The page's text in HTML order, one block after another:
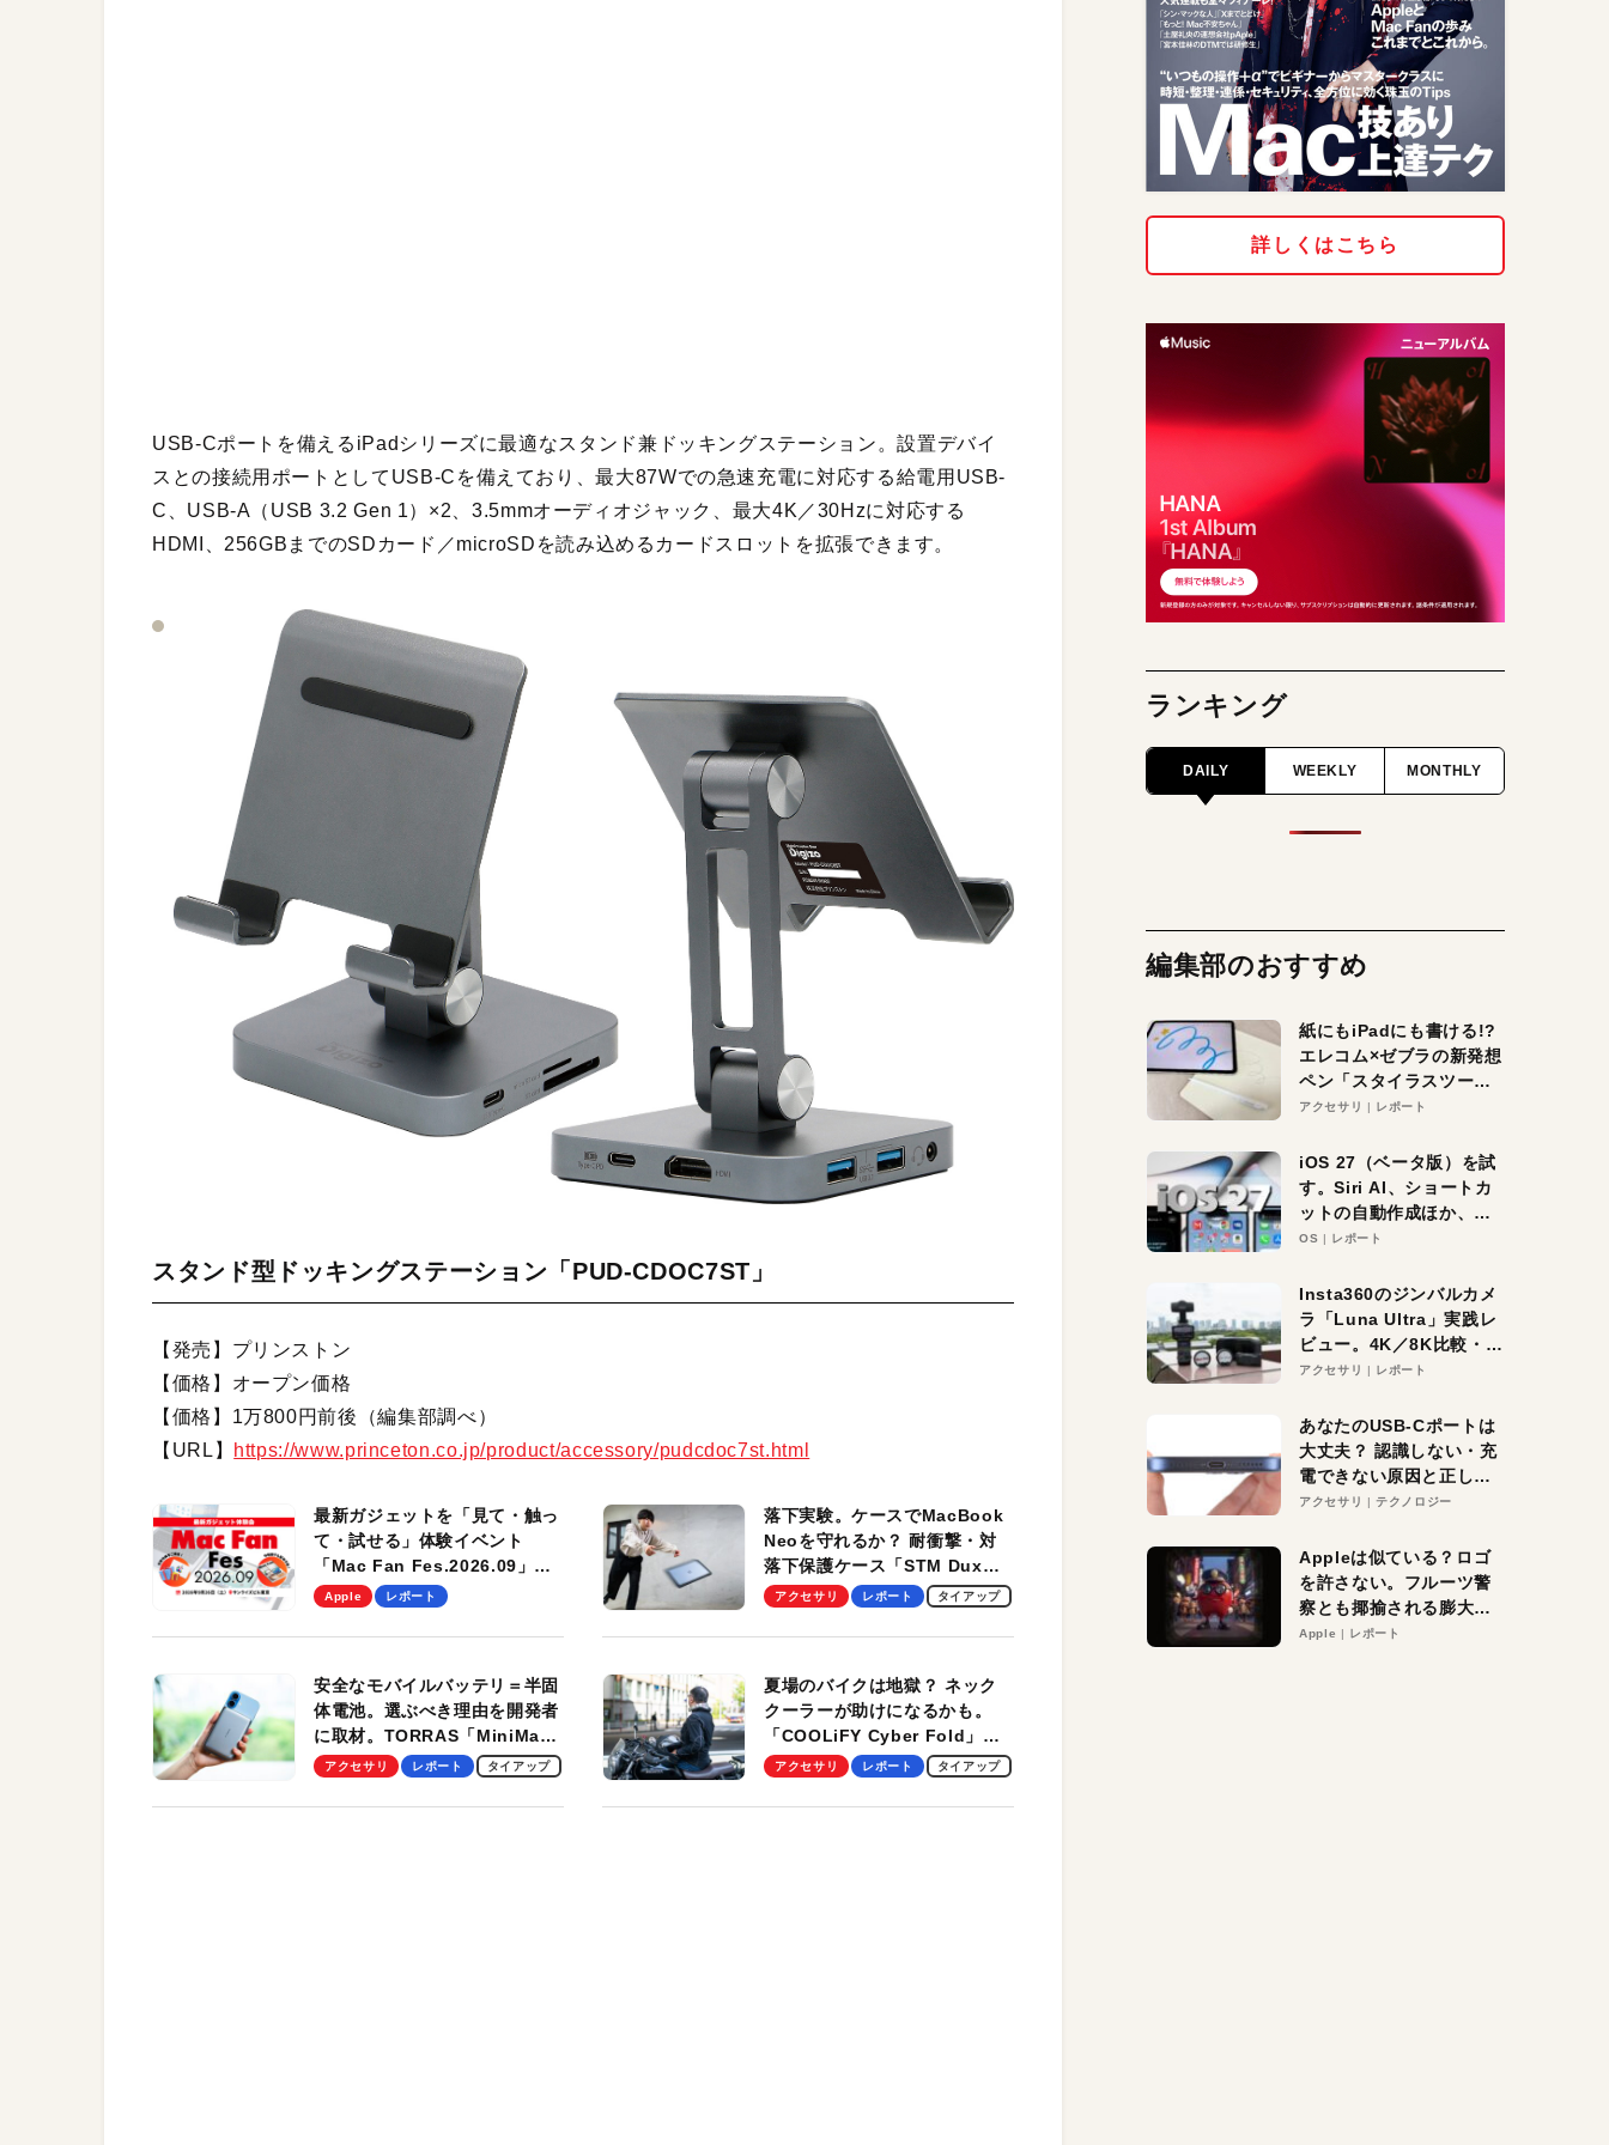
USB-Cポートを備えるiPadシリーズに最適なスタンド兼ドッキングステーション。設置デバイ
スとの接続用ポートとしてUSB-Cを備えており、最大87Wでの急速充電に対応する給電用USB-
C、USB-A（USB 3.2 Gen 1）×2、3.5mmオーディオジャック、最大4K／30Hzに対応する
HDMI、256GBまでのSDカード／microSDを読み込めるカードスロットを拡張できます。
スタンド型ドッキングステーション「PUD-CDOC7ST」
【発売】プリンストン
【価格】オープン価格
【価格】1万800円前後（編集部調べ）
【URL】
https://www.princeton.co.jp/product/accessory/pudcdoc7st.html
最新ガジェットを「見て・触っ
て・試せる」体験イベント
「Mac Fan Fes.2026.09」
を、9月26日（土）に開催しま
Apple レポート
落下実験。ケースでMacBook
Neoを守れるか？ 耐衝撃・対
落下保護ケース「STM Dux
Ultra」を検証。学生、ビジネ
適！
アクセサリ レポート タイアップ
安全なモバイルバッテリ＝半固
体電池。選ぶべき理由を開発者
に取材。TORRAS「MiniMag
Pro」の実機レビューも
アクセサリ レポート タイアップ
夏場のバイクは地獄？ ネック
クーラーが助けになるかも。
「COOLiFY Cyber Fold」レ
ビュー。冷却の速さ、密着する
性がグッド！
アクセサリ レポート タイアップ
詳しくはこちら
ランキング
DAILY WEEKLY MONTHLY
編集部のおすすめ
紙にもiPadにも書ける!?
エレコム×ゼブラの新発想
ペン「スタイラスツーウ
ェイ」レビュー。持ち替
アクセサリ レポート
iOS 27（ベータ版）を試
す。Siri AI、ショートカ
ットの自動作成ほか、期
待大の便利機能5選。
る未来はすぐそこ！
OS レポート
Insta360のジンバルカメ
ラ「Luna Ultra」実践レ
ビュー。4K／8K比較・ズ
ーム・夜間撮影をチェッ
アクセサリ レポート
あなたのUSB-Cポートは
大丈夫？ 認識しない・充
電できない原因と正しい
対策
アクセサリ テクノロジー
Appleは似ている？ロゴ
を許さない。フルーツ警
察とも揶揄される膨大な
異議申し立て。対象は非
Apple レポート